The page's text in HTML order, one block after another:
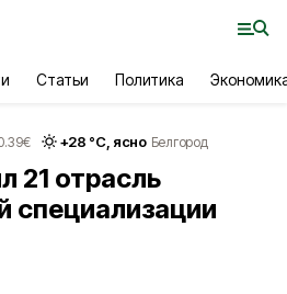
Статьи Политика
€ +28 °С, ясно Белгород
21 отрасль
специализации